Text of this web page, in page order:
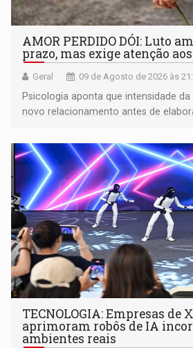
AMOR PERDIDO DÓI: Luto
prazo, mas exige atenção
Geral 09 de Agosto de 2026 às
Psicologia aponta que intensidade
novo relacionamento antes de
TECNOLOGIA: Empresas de
aprimoram robôs de IA
ambientes reais